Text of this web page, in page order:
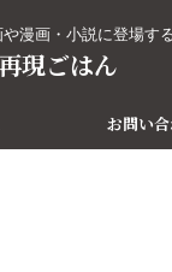
漫画・小説に登場す
再現ごはん
お問い